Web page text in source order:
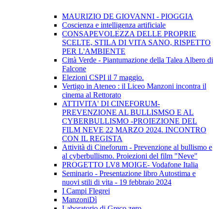
MAURIZIO DE GIOVANNI - PIOGGIA
Coscienza e intelligenza artificiale
CONSAPEVOLEZZA DELLE PROPRIE
SCELTE, STILA DI VITA SANO, RISPETTO
PER L'AMBIENTE
Città Verde - Piantumazione della Talea Albero di
Falcone
Elezioni CSPI il 7 maggio.
Vertigo in Ateneo : il Liceo Manzoni incontra il
cinema al Rettorato
ATTIVITA' DI CINEFORUM-
PREVENZIONE AL BULLISMSO E AL
CYBERBULLISMO -PROIEZIONE DEL
FILM NEVE 22 MARZO 2024. INCONTRO
CON IL REGISTA
Attività di Cineforum - Prevenzione al bullismo e
al cyberbullismo. Proiezioni del film "Neve"
PROGETTO LV8 MOIGE- Vodafone Italia
Seminario - Presentazione libro Autostima e
nuovi stili di vita - 19 febbraio 2024
I Campi Flegrei
ManzoniDì